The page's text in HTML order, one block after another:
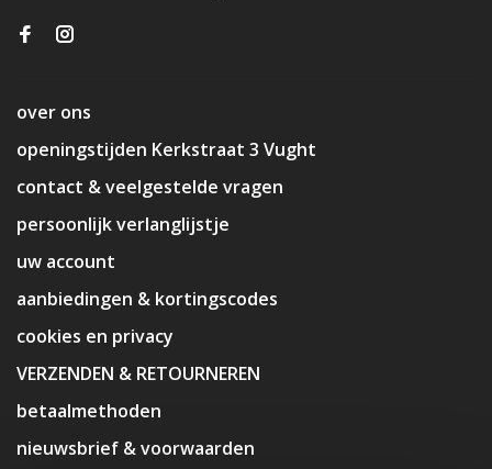
over ons
openingstijden Kerkstraat 3 Vught
contact & veelgestelde vragen
persoonlijk verlanglijstje
uw account
aanbiedingen & kortingscodes
cookies en privacy
VERZENDEN & RETOURNEREN
betaalmethoden
nieuwsbrief & voorwaarden